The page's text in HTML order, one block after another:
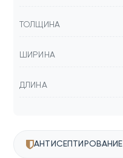
ТОЛЩИНА
ШИРИНА
ДЛИНА
АНТИСЕПТИРОВАНИЕ